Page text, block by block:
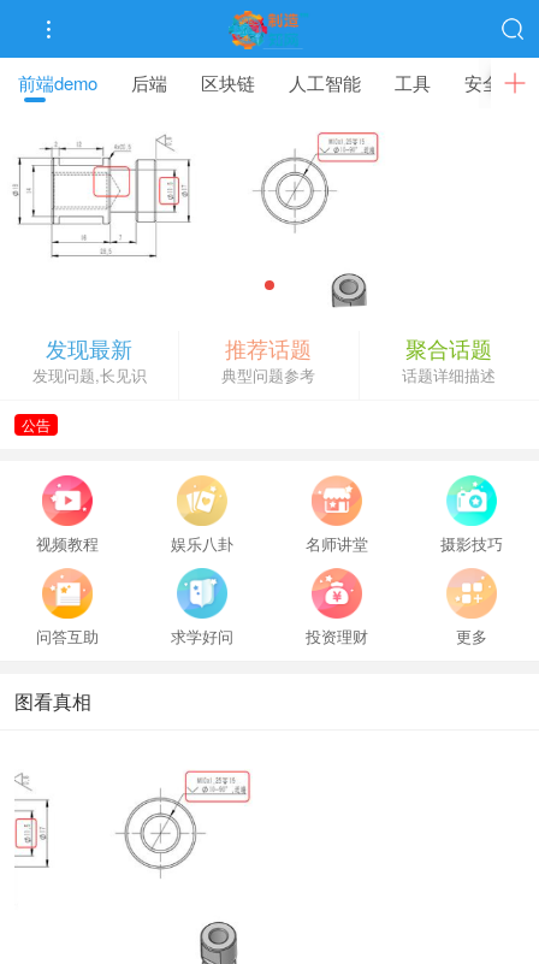
点击重新加载
前端demo 后端 区块链 人工智能 工具 安全
发现最新
发现问题,长见识
推荐话题
典型问题参考
聚合话题
话题详细描述
公告
视频教程 娱乐八卦 名师讲堂 摄影技巧
问答互助 求学好问 投资理财 更多
图看真相